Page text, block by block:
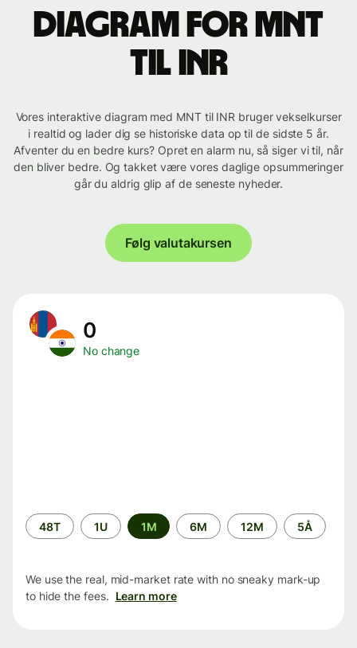
Diagram for MNT
til INR
Vores interaktive diagram med MNT til INR bruger vekselkurser
i realtid og lader dig se historiske data op til de sidste 5 år.
Afventer du en bedre kurs? Opret en alarm nu, så siger vi til, når
den bliver bedre. Og takket være vores daglige opsummeringer
går du aldrig glip af de seneste nyheder.
Følg valutakursen
0
No change
Time
period
48T 1U 1M 6M 12M 5Å
We use the real, mid-market rate with no sneaky mark-up
to hide the fees. Learn more